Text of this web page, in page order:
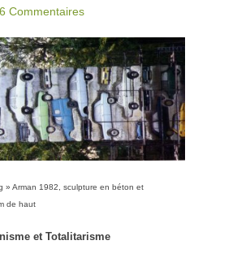
6 Commentaires
» Arman 1982, sculpture en béton et
de haut
et Totalitarisme